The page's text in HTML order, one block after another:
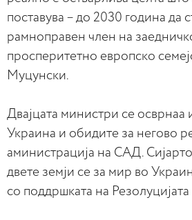
поставува – до 2030 година да
рамноправен член на
просперитетно европско
Муцунски.
Двајцата министри се осврнаа
Украина и обидите за негово
аминистрација на САД.
двете земји се за мир во
со поддршката на